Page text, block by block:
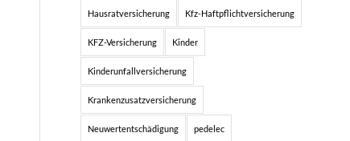
Hausratversicherung Kfz-Haftpflichtversicherung
KFZ-Versicherung Kinder
Kinderunfallversicherung
Krankenzusatzversicherung
Neuwertentschädigung pedelec